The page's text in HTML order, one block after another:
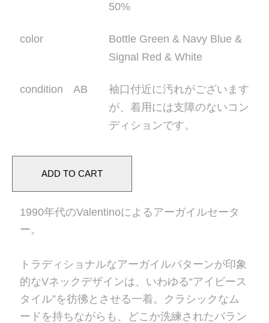
50%
color
Bottle Green & Navy Blue &
Signal Red & White
condition AB
袖口付近に汚れがございます
が、着用には支障のないコン
ディションです。
1990年代のValentinoによるアーガイルセータ
ー。
トラディショナルなアーガイルパターンが印象
的なVネックデザインは、いわゆる“アイビース
タイル”を彷彿とさせる一着。クラシックなム
ードを持ちながらも、どこか洗練されたバラン